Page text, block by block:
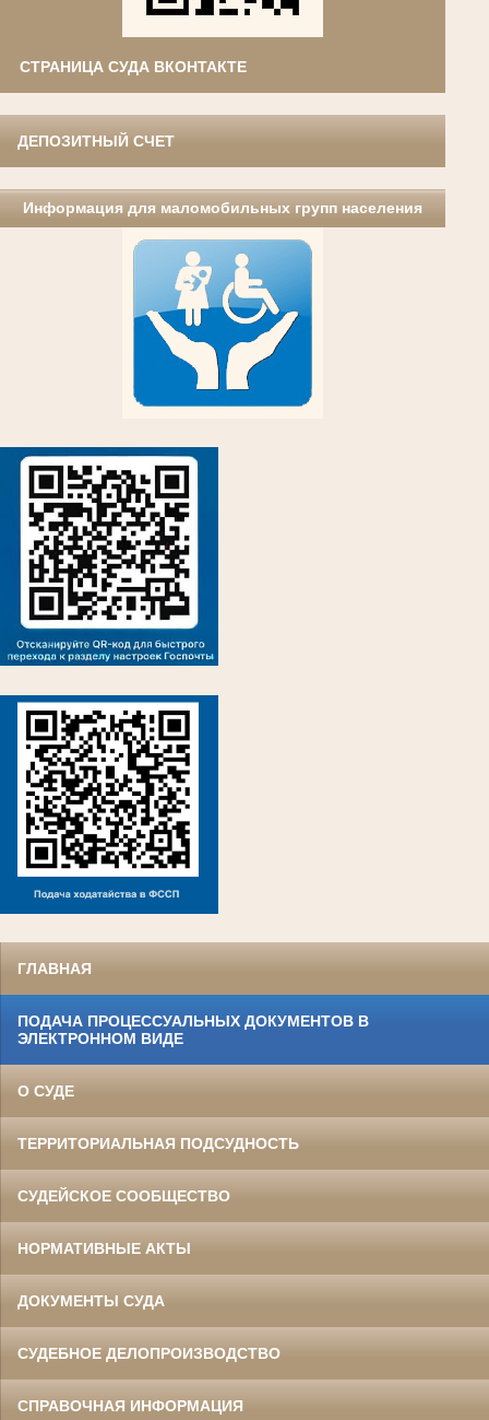
СТРАНИЦА СУДА ВКОНТАКТЕ
ДЕПОЗИТНЫЙ СЧЕТ
Информация для маломобильных групп населения
ГЛАВНАЯ
ПОДАЧА ПРОЦЕССУАЛЬНЫХ ДОКУМЕНТОВ В
ЭЛЕКТРОННОМ ВИДЕ
О СУДЕ
ТЕРРИТОРИАЛЬНАЯ ПОДСУДНОСТЬ
СУДЕЙСКОЕ СООБЩЕСТВО
НОРМАТИВНЫЕ АКТЫ
ДОКУМЕНТЫ СУДА
СУДЕБНОЕ ДЕЛОПРОИЗВОДСТВО
СПРАВОЧНАЯ ИНФОРМАЦИЯ